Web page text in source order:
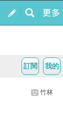
我的
訂閱
竹林